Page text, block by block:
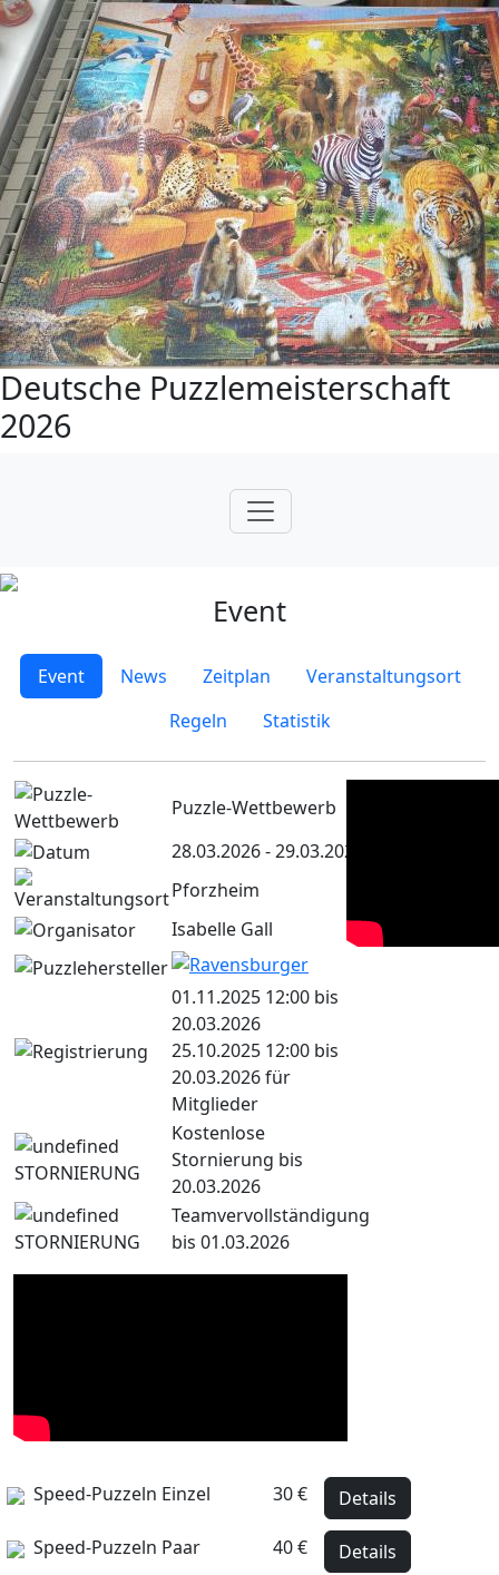
Deutsche Puzzlemeisterschaft
2026
Event
Event News Zeitplan
Veranstaltungsort
Regeln
Statistik
Puzzle-Wettbewerb
28.03.2026 - 29.03.2026
Pforzheim
Isabelle Gall
01.11.2025 12:00 bis
20.03.2026
25.10.2025 12:00 bis
20.03.2026 für
Mitglieder
Kostenlose
Stornierung bis
20.03.2026
Teamvervollständigung
bis 01.03.2026
Speed-Puzzeln Einzel 30 €
Details
Speed-Puzzeln Paar
40 €
Details